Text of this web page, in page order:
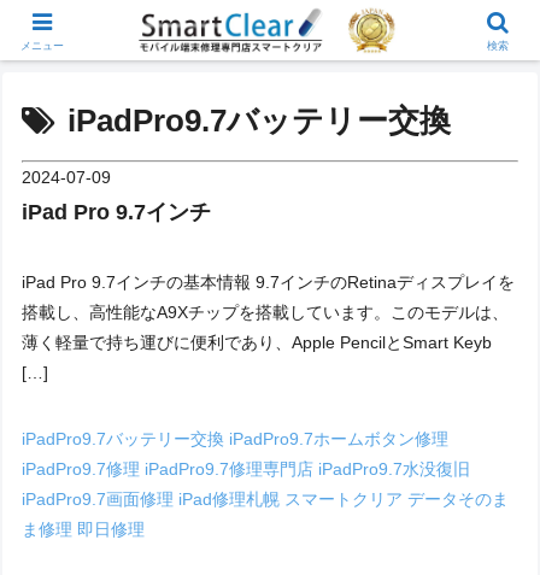
iPadPro9.7バッテリー交換
2024-07-09
iPad Pro 9.7インチ
iPad Pro 9.7インチの基本情報 9.7インチのRetinaディスプレイを
搭載し、高性能なA9Xチップを搭載しています。このモデルは、
薄く軽量で持ち運びに便利であり、Apple PencilとSmart Keyb
[…]
iPadPro9.7バッテリー交換 iPadPro9.7ホームボタン修理
iPadPro9.7修理 iPadPro9.7修理専門店 iPadPro9.7水没復旧
iPadPro9.7画面修理 iPad修理札幌 スマートクリアデータそのま
ま修理 即日修理
メニュー 検索